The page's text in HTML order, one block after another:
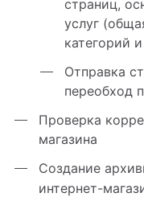
страниц,
услуг
категорий
Отправка
переобход
Проверка
магазина
Создание
интернет-